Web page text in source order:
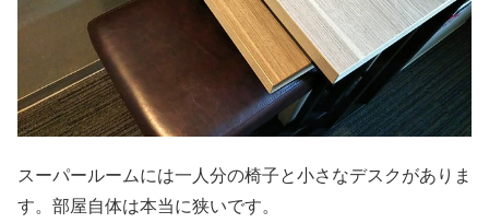
スーパールームには一人分の椅子と小さなデスクがありま
す。部屋自体は本当に狭いです。